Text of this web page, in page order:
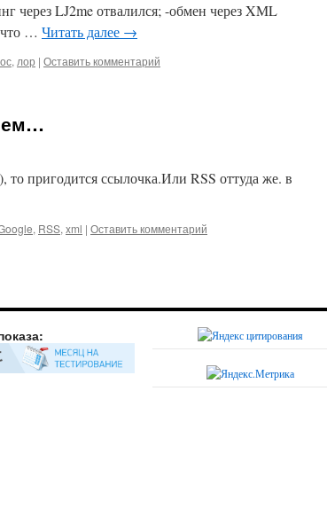
через LJ2me отвалился; -обмен через XML
… Читать далее →
, лор | Оставить комментарий
пригодится ссылочка.Или RSS оттуда же. в
, RSS, xml | Оставить комментарий